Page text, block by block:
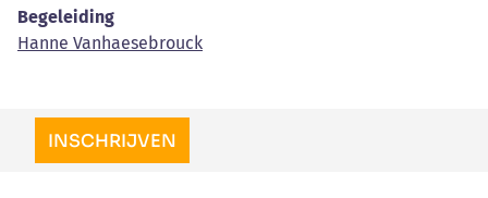
Begeleiding
Hanne Vanhaesebrouck
INSCHRIJVEN